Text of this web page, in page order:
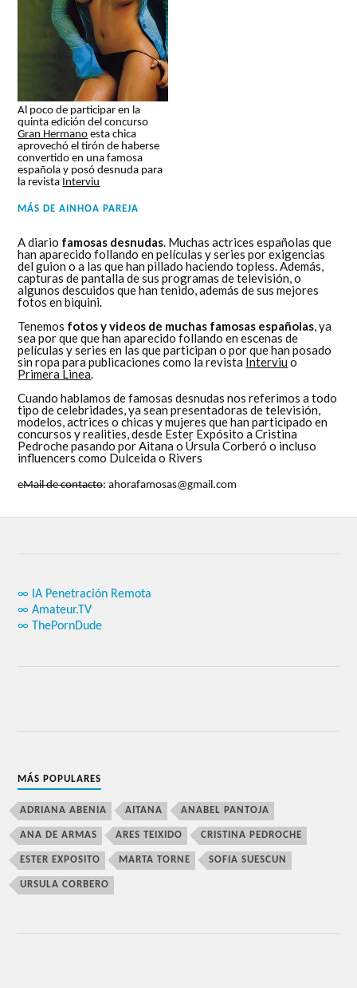
Al poco de participar en la
quinta edición del concurso
Gran Hermano esta chica
aprovechó el tirón de haberse
convertido en una famosa
española y posó desnuda para
la revista Interviu
MÁS DEAINHOA PAREJA
A diario famosas desnudas . Muchas actrices españolas que
han aparecido follando en películas y series por exigencias
del guion o a las que han pillado haciendo topless. Además,
capturas de pantalla de sus programas de televisión, o
algunos descuidos que han tenido, además de sus mejores
fotos en biquini.
Tenemos fotos y videos de muchas famosas españolas , ya
sea por que que han aparecido follando en escenas de
películas y series en las que participan o por que han posado
sin ropa para publicaciones como la revista Interviu o
Primera Linea
Cuando hablamos de famosas desnudas nos referimos a todo
tipo de celebridades, ya sean presentadoras de televisión,
modelos, actrices o chicas y mujeres que han participado en
concursos y realities, desde Ester Expósito a Cristina
Pedroche pasando por Aitana o Úrsula Corberó o incluso
influencers como Dulceida o Rivers
eMail de contacto: ahorafamosas@gmail.com
∞ IA Penetración Remota
∞ Amateur.TV
∞ ThePornDude
MÁS POPULARES
ADRIANA ABENIA AITANA ANABEL PANTOJA
ANA DE ARMAS ARES TEIXIDO CRISTINA PEDROCHE
ESTER EXPOSITO MARTA TORNE SOFIA SUESCUN
URSULA CORBERO